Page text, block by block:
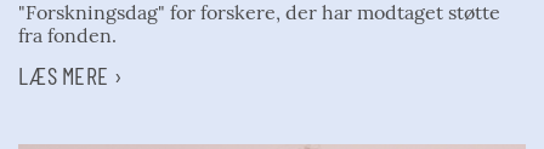
"Forskningsdag" for forskere, der har modtaget støtte
fra fonden.
LÆS MERE ›